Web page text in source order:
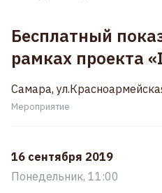
Бесплатный
рамках проекта
Самара,
Мероприятие
16 сентября 2019
Понедельник, 11:00